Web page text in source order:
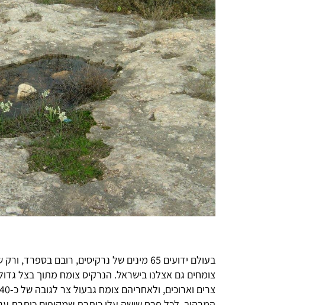
בעולם ידועים 65 מינים של נרקיסים, רובם
צומחים גם אצלנו בישראל. הנרקיס צומח מתוך בצל